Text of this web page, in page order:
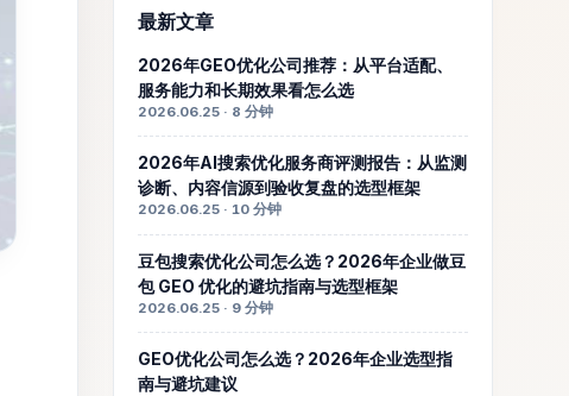
最新文章
2026年GEO优化公司推荐：从平台适配、
服务能力和长期效果看怎么选
2026.06.25 · 8 分钟
2026年AI搜索优化服务商评测报告：从监测
诊断、内容信源到验收复盘的选型框架
2026.06.25 · 10 分钟
豆包搜索优化公司怎么选？2026年企业做豆
包 GEO 优化的避坑指南与选型框架
2026.06.25 · 9 分钟
GEO优化公司怎么选？2026年企业选型指
南与避坑建议